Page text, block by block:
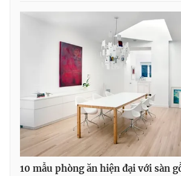
10 mẫu phòng ăn hiện đại với sàn